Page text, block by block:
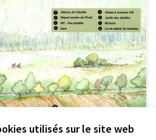
utilisés sur le site web